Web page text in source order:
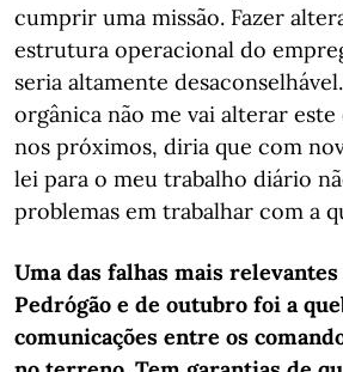
cumprir uma missão. Fazer
estrutura operacional do
seria altamente
orgânica não me vai alterar este
nos próximos, diria que com
lei para o meu trabalho diário
problemas em trabalhar com a
Uma das falhas mais
Pedrógão e de outubro foi a
comunicações entre os